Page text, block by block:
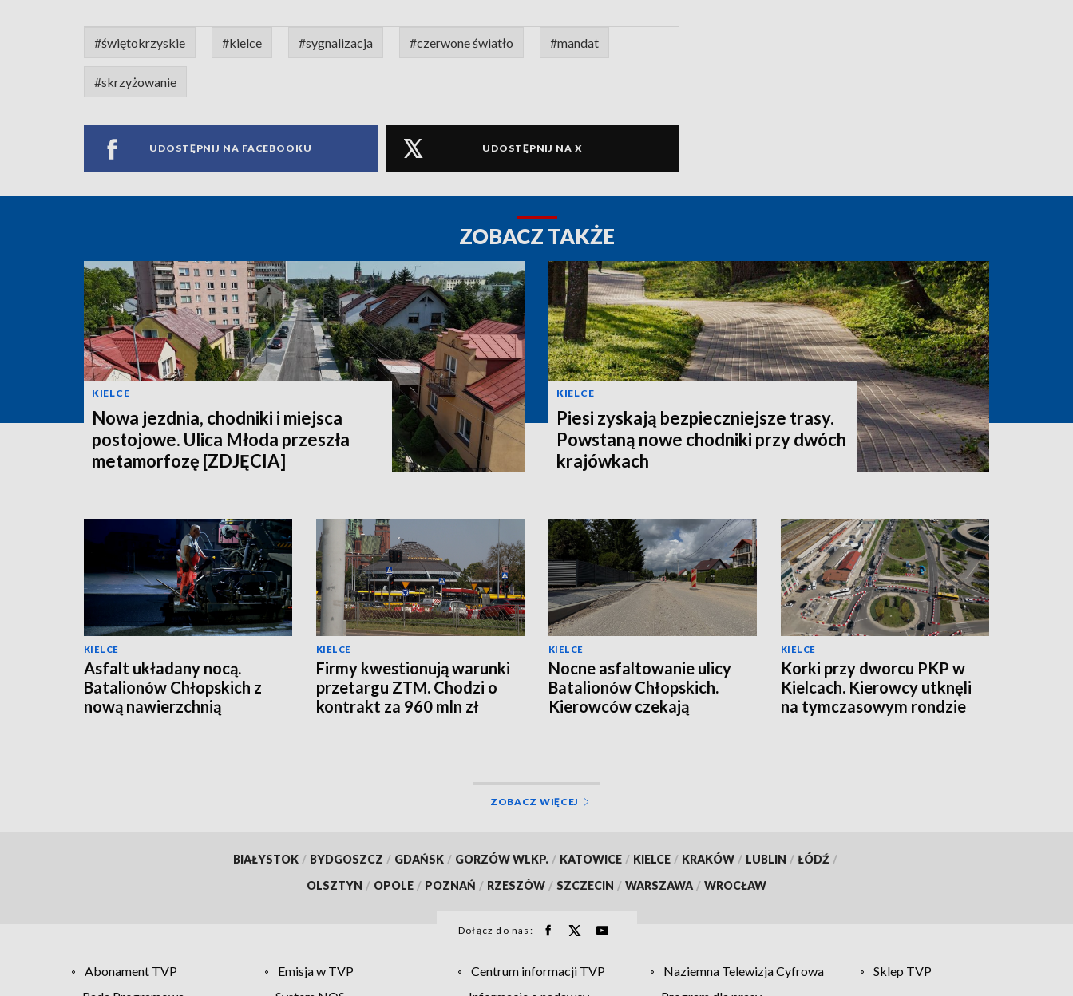
#świętokrzyskie #kielce #sygnalizacja #czerwone światło #mandat
#skrzyżowanie
UDOSTĘPNIJ NA FACEBOOKU UDOSTĘPNIJ NA X
ZOBACZ TAKŻE
KIELCE
Nowa jezdnia, chodniki i miejsca
postojowe. Ulica Młoda przeszła
metamorfozę [ZDJĘCIA]
KIELCE
Piesi zyskają bezpieczniejsze trasy.
Powstaną nowe chodniki przy dwóch
krajówkach
KIELCE
Asfalt układany nocą.
Batalionów Chłopskich z
nową nawierzchnią
KIELCE
Firmy kwestionują warunki
przetargu ZTM. Chodzi o
kontrakt za 960 mln zł
KIELCE
Nocne asfaltowanie ulicy
Batalionów Chłopskich.
Kierowców czekają
KIELCE
Korki przy dworcu PKP w
Kielcach. Kierowcy utknęli
na tymczasowym rondzie
ZOBACZ WIĘCEJ
BIAŁYSTOK / BYDGOSZCZ / GDAŃSK / GORZÓW WLKP. / KATOWICE / KIELCE / KRAKÓW / LUBLIN / ŁÓDŹ /
OLSZTYN / OPOLE / POZNAŃ / RZESZÓW / SZCZECIN / WARSZAWA / WROCŁAW
Dołącz do nas:
Abonament TVP Emisja w TVP Centrum informacji TVP Naziemna Telewizja Cyfrowa
Sklep TVP